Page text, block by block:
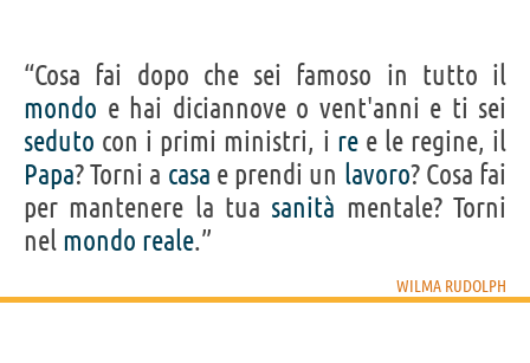
“Cosa fai dopo che sei famoso in tutto il
mondo e hai diciannove o vent'anni e ti sei
seduto con i primi ministri, i ree le regine, il
Papa? Torni a casa e prendi un lavoro? Cosa fai
per mantenere la tua sanità mentale? Torni
nel mondo reale.”
WILMA RUDOLPH